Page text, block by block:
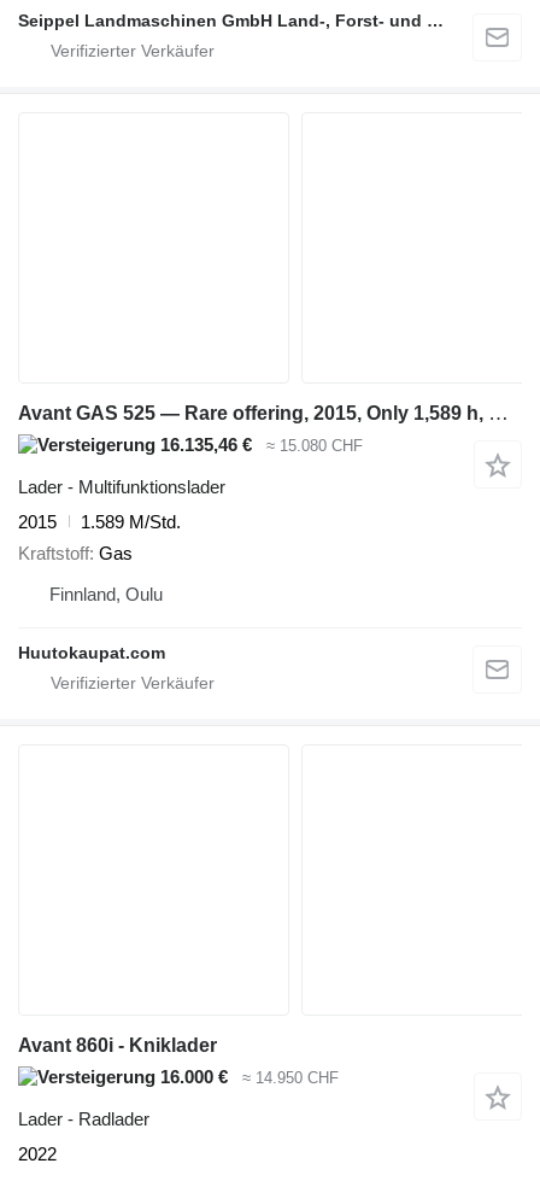
Seippel Landmaschinen GmbH Land-, Forst- und Gartentechnik
Avant GAS 525 — Rare offering, 2015, Only 1,589 h, Oulu
16.135,46 € ≈ 15.080 CHF
Lader - Multifunktionslader
2015
1.589 M/Std.
Kraftstoff Gas
Finnland, Oulu
Huutokaupat.com
Avant 860i - Kniklader
16.000 €
≈ 14.950 CHF
Lader - Radlader
2022